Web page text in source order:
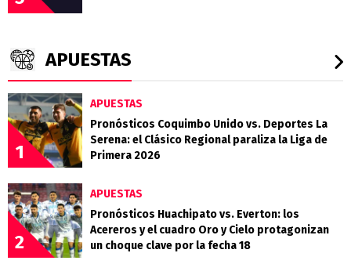
APUESTAS
1
APUESTAS
Pronósticos Coquimbo Unido vs. Deportes La
Serena: el Clásico Regional paraliza la Liga de
Primera 2026
2
APUESTAS
Pronósticos Huachipato vs. Everton: los
Acereros y el cuadro Oro y Cielo protagonizan
un choque clave por la fecha 18